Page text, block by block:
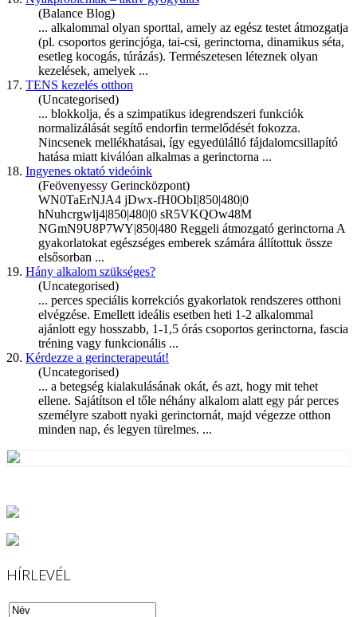
(Balance Blog)
... alkalommal olyan sporttal, amely az egész testet átmozgatja
(pl. csoportos gerincjóga, tai-csi, gerinctorna, dinamikus séta,
esetleg kocogás, túrázás). Természetesen léteznek olyan
kezelések, amelyek ...
17. TENS kezelés otthon
(Uncategorised)
... blokkolja, és a szimpatikus idegrendszeri funkciók
normalizálását segítő endorfin termelődését fokozza.
Nincsenek mellékhatásai, így egyedülálló fájdalomcsillapító
hatása miatt kiválóan alkalmas a gerinctorna ...
18. Ingyenes oktató videóink
(Feövenyessy Gerincközpont)
WN0TaErNJA4 jDwx-fH0ObI|850|480|0
hNuhcrgwlj4|850|480|0 sR5VKQOw48M
NGmN9U8P7WY|850|480 Reggeli átmozgató gerinctorna A
gyakorlatokat egészséges emberek számára állítottuk össze
elsősorban ...
19. Hány alkalom szükséges?
(Uncategorised)
... perces speciális korrekciós gyakorlatok rendszeres otthoni
elvégzése. Emellett ideális esetben heti 1-2 alkalommal
ajánlott egy hosszabb, 1-1,5 órás csoportos gerinctorna, fascia
tréning vagy funkcionális ...
20. Kérdezze a gerincterapeutát!
(Uncategorised)
... a betegség kialakulásának okát, és azt, hogy mit tehet
ellene. Sajátítson el tőle néhány alkalom alatt egy pár perces
személyre szabott nyaki gerinctornát, majd végezze otthon
minden nap, és legyen türelmes. ...
HÍRLEVÉL